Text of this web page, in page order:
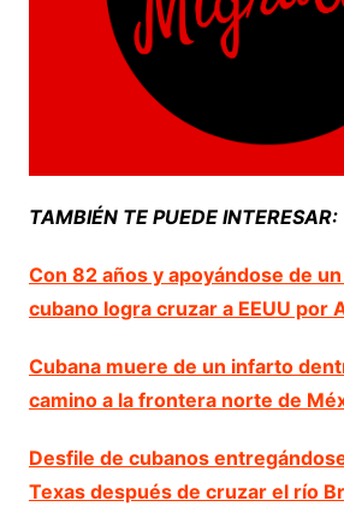
TAMBIÉN TE PUEDE INTERESAR:
Con 82 años y apoyándose de
cubano logra cruzar a EEUU por
Cubana muere de un infarto
camino a la frontera norte de
Desfile de cubanos
Texas después de cruzar el río